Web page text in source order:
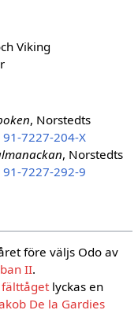
Viking
, Norstedts
91-7227-204-X
, Norstedts
91-7227-292-9
före väljs Odo av
II.
fälttåget lyckas en
De la Gardies